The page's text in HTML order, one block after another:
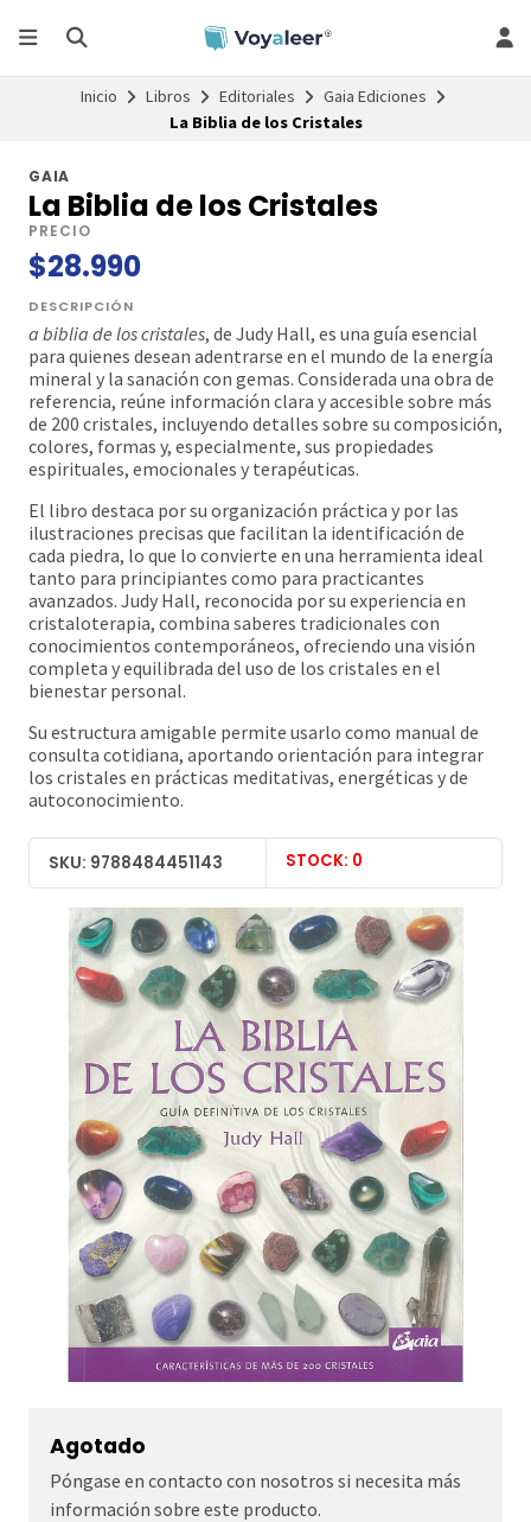
Inicio Libros Editoriales
Gaia Ediciones
La Biblia de los Cristales
GAIA
La Biblia de los Cristales
PRECIO
$28.990
DESCRIPCIÓN
a biblia de los cristales, de Judy Hall, es una guía esencial
para quienes desean adentrarse en el mundo de la energía
mineral y la sanación con gemas. Considerada una obra de
referencia, reúne información clara y accesible sobre más
de 200 cristales, incluyendo detalles sobre su composición,
colores, formas y, especialmente, sus propiedades
espirituales, emocionales y terapéuticas.
El libro destaca por su organización práctica y por las
ilustraciones precisas que facilitan la identificación de
cada piedra, lo que lo convierte en una herramienta ideal
tanto para principiantes como para practicantes
avanzados. Judy Hall, reconocida por su experiencia en
cristaloterapia, combina saberes tradicionales con
conocimientos contemporáneos, ofreciendo una visión
completa y equilibrada del uso de los cristales en el
bienestar personal.
Su estructura amigable permite usarlo como manual de
consulta cotidiana, aportando orientación para integrar
los cristales en prácticas meditativas, energéticas y de
autoconocimiento.
SKU: 9788484451143 STOCK: 0
Agotado
Póngase en contacto con nosotros si necesita más
información sobre este producto.